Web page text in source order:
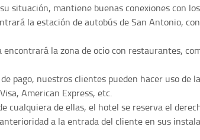
situación, mantiene buenas conexiones con
la estación de autobús de San Antonio,
encontrará la zona de ocio con restaurantes,
pago, nuestros clientes pueden hacer uso de
American Express, etc.
cualquiera de ellas, el hotel se reserva el
a la entrada del cliente en sus